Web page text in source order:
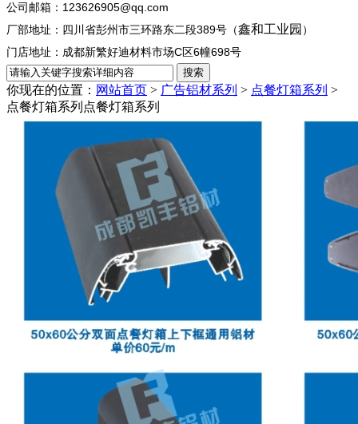
公司邮箱：123626905@qq.com
厂部地址：四川省彭州市三环路东二段389号（鑫和工业园 ）
门店地址：成都新繁好迪材料市场C区6幢698号
你现在的位置： 网站首页 > 广告铝材系列 > 点餐灯箱系列 >
点餐灯箱系列 点餐灯箱系列